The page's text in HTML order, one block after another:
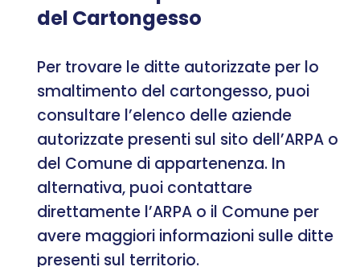
del Cartongesso
Per trovare le ditte autorizzate per lo
smaltimento del cartongesso, puoi
consultare l’elenco delle aziende
autorizzate presenti sul sito dell’ARPA o
del Comune di appartenenza. In
alternativa, puoi contattare
direttamente l’ARPA o il Comune per
avere maggiori informazioni sulle ditte
presenti sul territorio.